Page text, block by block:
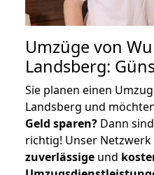
Umzüge von
Landsberg:
Sie planen einen
Landsberg und
Geld sparen? Dann
richtig! Unser
zuverlässige und